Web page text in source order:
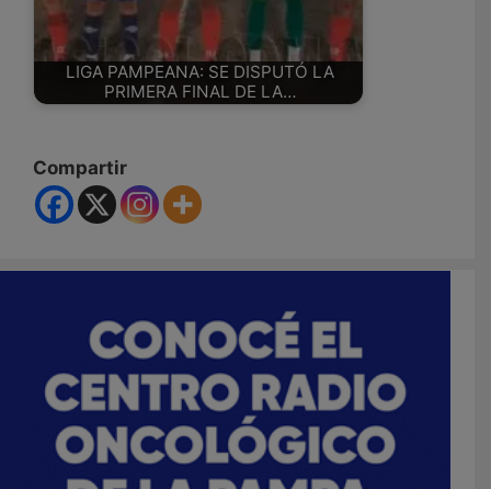
LIGA PAMPEANA: SE DISPUTÓ LA
PRIMERA FINAL DE LA…
Compartir